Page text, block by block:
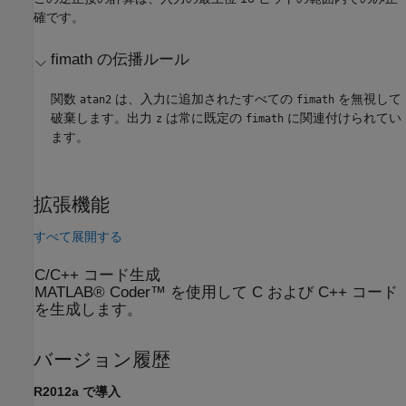
確です。
fimath の伝播ルール
関数 atan2 は、入力に追加されたすべての fimath を無視して
破棄します。出力 z は常に既定の fimath に関連付けられてい
ます。
拡張機能
すべて展開する
C/C++ コード生成
MATLAB® Coder™ を使用して C および C++ コード
を生成します。
バージョン履歴
R2012a で導入